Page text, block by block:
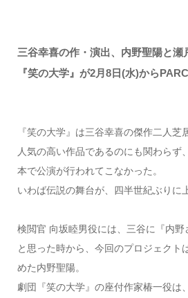
三谷幸喜の作・演出、内野聖陽と瀬
『笑の大学』が2月8日(水)から
『笑の大学』は三谷幸喜の傑作二人芝
人気の高い作品であるのにも関わらず
本で公演が行われてこなかった。
いわば伝説の舞台が、四半世紀ぶりに
検閲官 向坂睦男役には、三谷に『内
と思った時から、今回のプロジェクト
めた内野聖陽。
劇団『笑の大学』の座付作家椿一役は